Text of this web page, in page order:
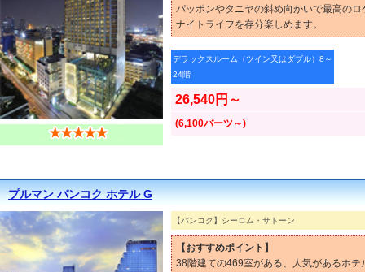
パッポンやタニヤの斜め向かいで最高の
ナイトライフを存分楽しめます。
デラックスルーム（ツイン又はダブル）8～
24階
26,540円～
(6,100バーツ～)
プルマン バンコク ホテル G
【バンコク】シーロム・サトーン
【おすすめポイント】
38階建ての469室がある、人気があるホテ